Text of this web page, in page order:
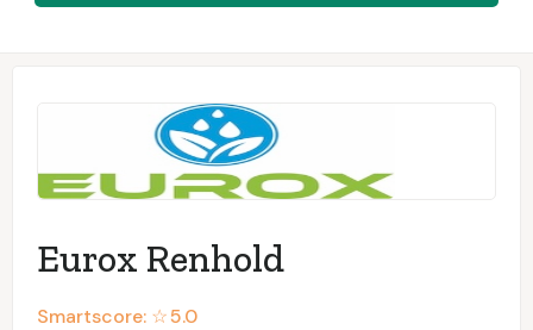
Eurox Renhold
Smartscore: ☆5.0